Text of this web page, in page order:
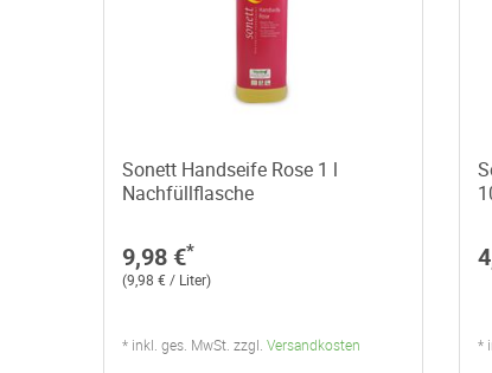
Sonett Handseife Rose 1 l
Nachfüllflasche
9,98 €*
(9,98 € / Liter)
* inkl. ges. MwSt. zzgl. Versandkosten *